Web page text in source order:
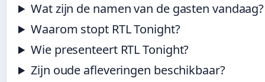
Wat zijn de namen van de gasten vandaag?
Waarom stopt RTL Tonight?
Wie presenteert RTL Tonight?
Zijn oude afleveringen beschikbaar?